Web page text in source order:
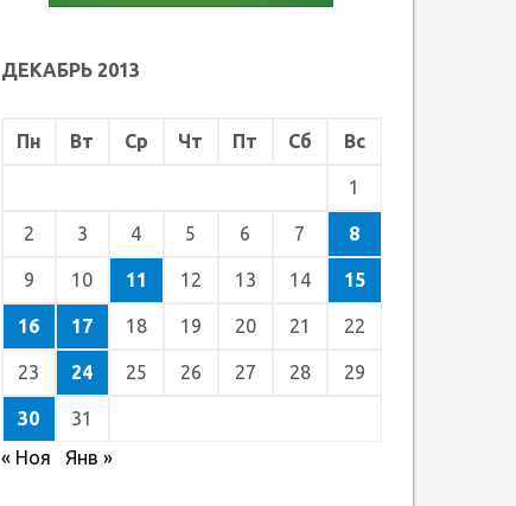
ДЕКАБРЬ 2013
Пн Вт Ср Чт Пт Сб Вс
1
2 3 4 5 6 7 8
9 10 11 12 13 14 15
16 17 18 19 20 21 22
23 24 25 26 27 28 29
30
31
« Ноя
Янв »